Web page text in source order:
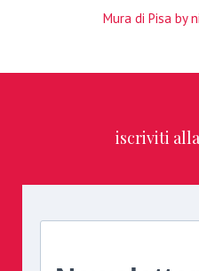
Mura di Pisa by
iscriviti